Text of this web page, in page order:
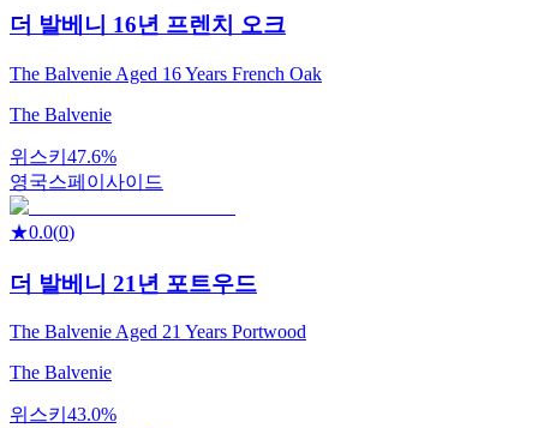
더 발베니 16년 프렌치 오크
The Balvenie Aged 16 Years French Oak
The Balvenie
위스키 47.6%
영국스페이사이드
★0.0(0)
더 발베니 21년 포트우드
The Balvenie Aged 21 Years Portwood
The Balvenie
위스키 43.0%